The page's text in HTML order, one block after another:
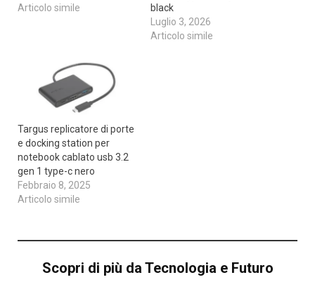
Articolo simile
black
Luglio 3, 2026
Articolo simile
Targus replicatore di porte
e docking station per
notebook cablato usb 3.2
gen 1 type-c nero
Febbraio 8, 2025
Articolo simile
Scopri di più da Tecnologia e Futuro